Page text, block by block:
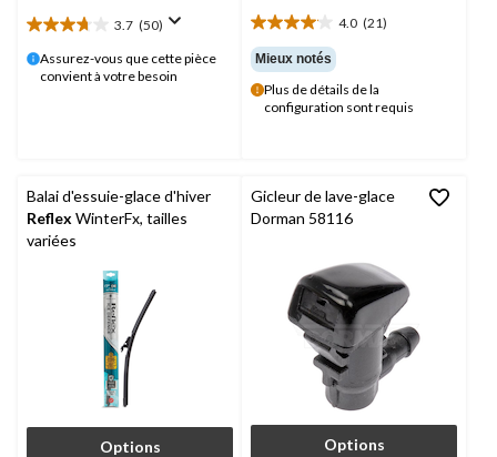
3.7 (50)
3.7
étoile(s)
sur
Assurez-vous que cette pièce
convient à votre besoin
4.0 (21)
4.0
étoile(s)
sur
5.
21
Mieux notés
Plus de détails de la
configuration sont requis
Balai d'essuie-glace d'hiver
Reflex WinterFx, tailles
variées
Options
Gicleur de lave-glace
Dorman 58116
Options